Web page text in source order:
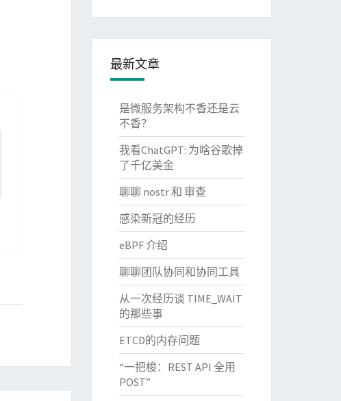
最新文章
是微服务架构不香还是云
不香？
我看ChatGPT: 为啥谷歌掉
了千亿美金
聊聊 nostr 和 审查
感染新冠的经历
eBPF 介绍
聊聊团队协同和协同工具
从一次经历谈 TIME_WAIT
的那些事
ETCD的内存问题
“一把梭：REST API 全用
POST”